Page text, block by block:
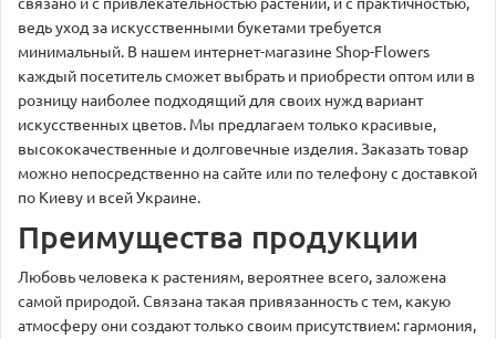
ведь уход за искусственными букетами требуется
минимальный. В нашем интернет-магазине Shop-Flowers
каждый посетитель сможет выбрать и приобрести оптом или в
розницу наиболее подходящий для своих нужд вариант
искусственных цветов. Мы предлагаем только красивые,
высококачественные и долговечные изделия. Заказать товар
можно непосредственно на сайте или по телефону с доставкой
по Киеву и всей Украине.
Преимущества продукции
Любовь человека к растениям, вероятнее всего, заложена
самой природой. Связана такая привязанность с тем, какую
атмосферу они создают только своим присутствием: гармония,